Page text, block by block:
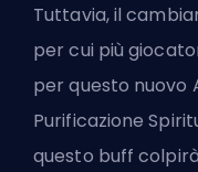
Tuttavia, il
per cui più
per questo nuovo
Purificazione
questo buff